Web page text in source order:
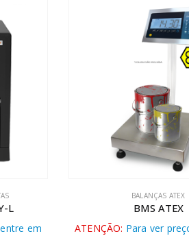
em
POS COM BATERIA,POS
NB11R
ATENÇÃO: Para ver